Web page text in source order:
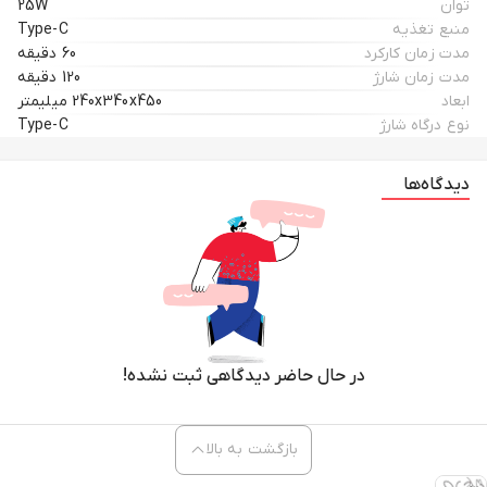
توان
25W
منبع تغذیه
Type-C
مدت زمان کارکرد
60 دقیقه
مدت زمان شارژ
120 دقیقه
ابعاد
240x340x450 میلیمتر
نوع درگاه شارژ
Type-C
دیدگاه‌ها
در حال حاضر دیدگاهی ثبت نشده!
بازگشت به بالا